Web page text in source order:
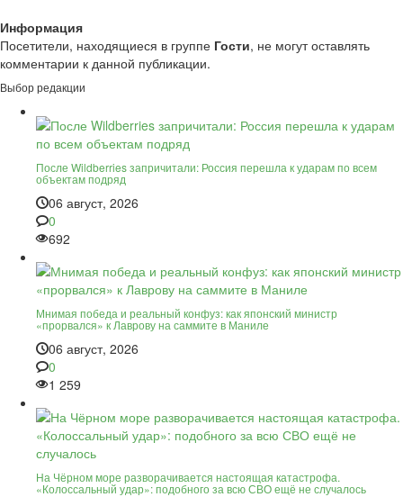
Информация
Посетители, находящиеся в группе Гости, не могут оставлять
комментарии к данной публикации.
Выбор редакции
После Wildberries запричитали: Россия перешла к ударам по всем
объектам подряд
06 август, 2026
0
692
Мнимая победа и реальный конфуз: как японский министр
«прорвался» к Лаврову на саммите в Маниле
06 август, 2026
0
1 259
На Чёрном море разворачивается настоящая катастрофа.
«Колоссальный удар»: подобного за всю СВО ещё не случалось